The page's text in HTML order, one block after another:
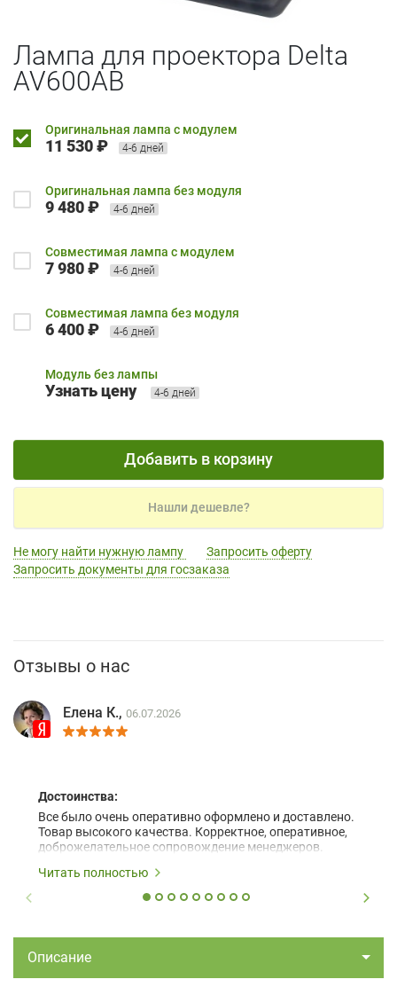
Лампа для проектора Delta
AV600AB
Оригинальная лампа с модулем
11 530 ₽ 4-6 дней
Оригинальная лампа без модуля
9 480 ₽ 4-6 дней
Совместимая лампа с модулем
7 980 ₽ 4-6 дней
Совместимая лампа без модуля
6 400 ₽ 4-6 дней
Модуль без лампы
Узнать цену 4-6 дней
Добавить в корзину
Нашли дешевле?
Не могу найти нужную лампу
Запросить оферту
Запросить документы для госзаказа
Отзывы о нас
Елена К., 06.07.2026
Достоинства:
Все было очень оперативно оформлено и доставлено.
Товар высокого качества. Корректное, оперативное,
доброжелательное сопровождение менеджеров.
Читать полностью
Описание